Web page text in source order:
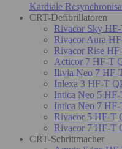
Kardiale
CRT-Defibrillatoren
Rivacor Sky
Rivacor Aura
Rivacor Rise
Acticor 7 HF-T
Ilivia Neo 7 HF-
Inlexa 3 HF-T
Intica Neo 5
Intica Neo 7
Rivacor 5 HF-T
Rivacor 7 HF-T
CRT-Schrittmacher